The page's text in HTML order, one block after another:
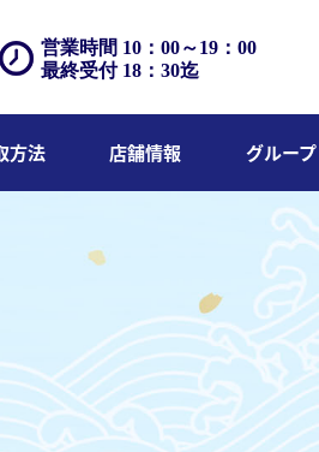
営業時間 10：00～19：00
最終受付 18：30迄
方法 店舗情報 グループ